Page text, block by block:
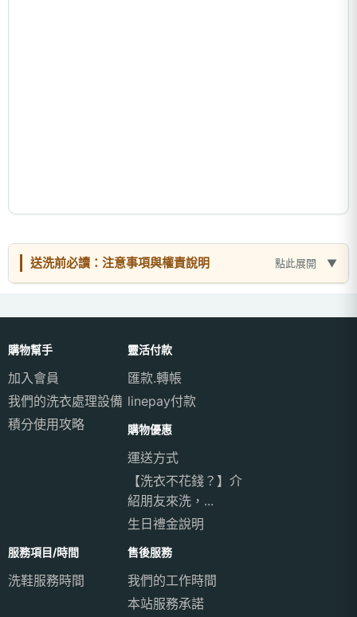
送洗前必讀：注意事項與權責說明 點此展開
購物幫手
加入會員
我們的洗衣處理設備
積分使用攻略
靈活付款
匯款.轉帳
linepay付款
購物優惠
運送方式
【洗衣不花錢？】介
紹朋友來洗，...
生日禮金說明
服務項目/時間
洗鞋服務時間
售後服務
我們的工作時間
本站服務承諾